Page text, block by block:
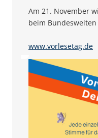
Am 21. November
beim
www.vorlesetag.de